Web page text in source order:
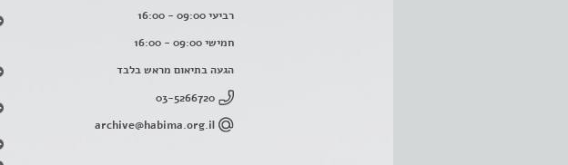
רביעי 09:00 - 16:00
חמישי 09:00 - 16:00
הגעה בתיאום מראש בלבד
03-5266720
archive@habima.org.il